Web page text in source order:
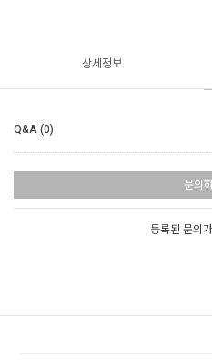
상세정보
Q&A (0)
문의
등록된 문의